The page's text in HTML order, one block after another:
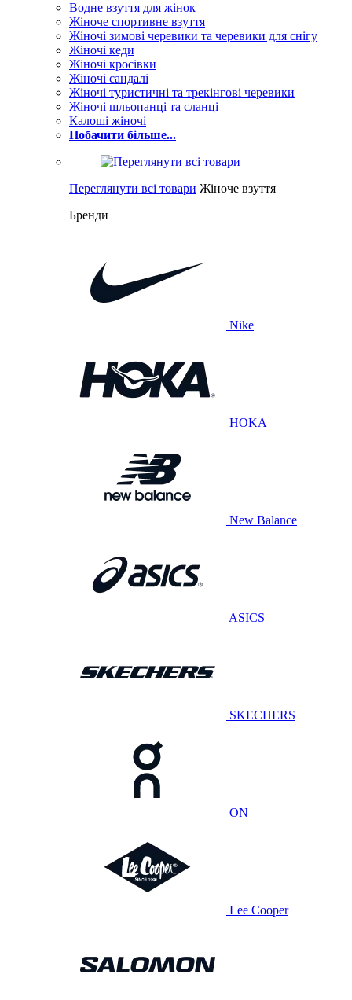
Водне взуття для жінок
Жіноче спортивне взуття
Жіночі зимові черевики та черевики для снігу
Жіночі кеди
Жіночі кросівки
Жіночі сандалі
Жіночі туристичні та трекінгові черевики
Жіночі шльопанці та сланці
Калоші жіночі
Побачити більше...
Переглянути всі товари Жіноче взуття
Бренди
Nike
HOKA
New Balance
ASICS
SKECHERS
ON
Lee Cooper